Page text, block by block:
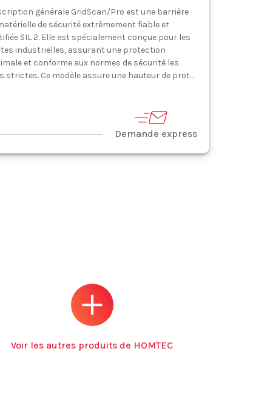
générale GridScan/Pro est une barrière
de sécurité extrêmement fiable et
SIL 2. Elle est spécialement conçue pour les
industrielles, assurant une protection
et conforme aux normes de sécurité les
strictes. Ce modèle assure une hauteur de prot...
Demande express
Voir les autres produits de HOMTEC